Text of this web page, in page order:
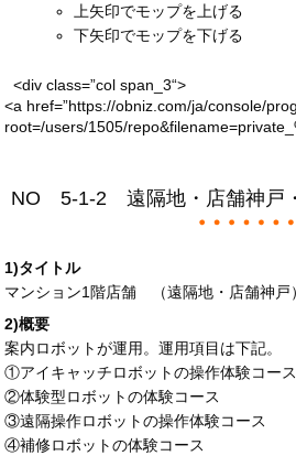
上矢印でモップを上げる
下矢印でモップを下げる
<div class=”col span_3“>
<a href=”https://obniz.com/ja/console/
root=/users/1505/
NO 5-1-2 遠隔地・店舗神戸
1)タイトル
マンション1階店舗 （遠隔地・店舗神戸
2)概要
案内ロボットが運用。運用項目は下記。
①アイキャッチロボットの操作体験コース
②体験型ロボットの体験コース
③遠隔操作ロボットの操作体験コース
④補修ロボットの体験コース